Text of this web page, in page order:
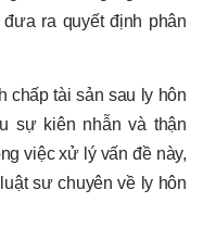
ra quyết định phân
chấp tài sản sau ly hôn
sự kiên nhẫn và thận
việc xử lý vấn đề này,
sư chuyên về ly hôn